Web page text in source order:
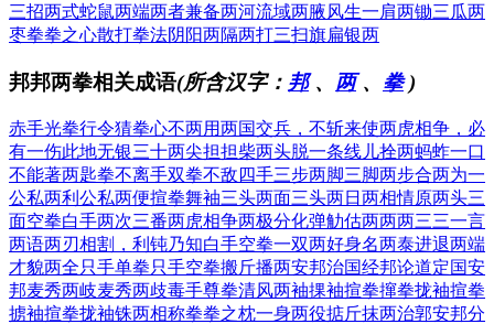
三招两式蛇鼠两端两者兼备两河流域两腋风生一肩两锄三瓜两
枣拳拳之心散打拳法阴阳两隔两打三扫旗扁银两
邦邦两拳相关成语(所含汉字： 邦、 两、 拳)
赤手光拳行令猜拳心不两用两国交兵，不斩来使两虎相争，必
有一伤此地无银三十两尖担担柴两头脱一条线儿拴两蚂蚱一口
不能著两匙拳不离手双拳不敌四手三步两脚三脚两步合两为一
公私两利 公私两便揎拳舞袖三头两面三头两日 两相情原两头三
面空拳白手两次三番两虎相争两极分化弹觔估两两两三三一言
两语两刃相割，利钝乃知白手空拳一双两好身名两泰进退两端
才貌两全只手单拳只手空拳搬斤播两安邦治国经邦论道定国安
邦麦秀两岐麦秀两歧毒手尊拳清风两袖捰袖揎拳撺拳拢袖揎拳
掳袖揎拳拢袖铢两相称拳拳之枕一身两役掂斤抹两治郭安邦分